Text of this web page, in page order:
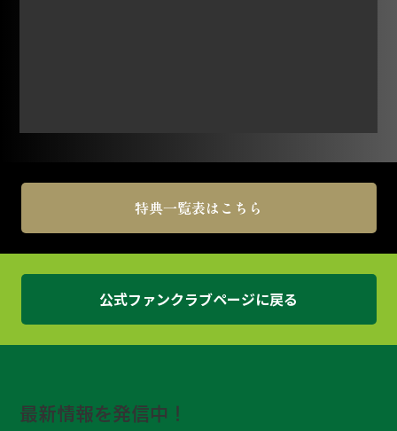
特典一覧表はこちら
公式ファンクラブページに戻る
最新情報を発信中！